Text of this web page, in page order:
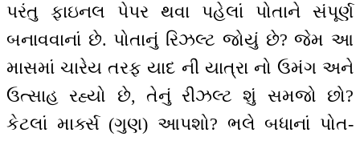
પરંતુ ફાઇનલ પેપર થવા પહેલાં પોતાને સંપૂર્ણ
બનાવવાનાં છે. પોતાનું રિઝલ્ટ જોયું છે? જેમ આ
માસમાં ચારેય તરફ યાદ ની યાત્રા નો ઉમંગ અને
ઉત્સાહ રહ્યો છે, તેનું રીઝલ્ટ શું સમજો છો?
કેટલાં માર્ક્સ (ગુણ) આપશો? ભલે બધાનાં પોત-